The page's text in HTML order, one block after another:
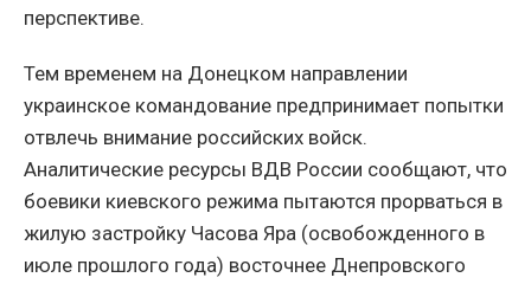
перспективе.
Тем временем на Донецком направлении
украинское командование предпринимает попытки
отвлечь внимание российских войск.
Аналитические ресурсы ВДВ России сообщают, что
боевики киевского режима пытаются прорваться в
жилую застройку Часова Яра (освобожденного в
июле прошлого года) восточнее Днепровского